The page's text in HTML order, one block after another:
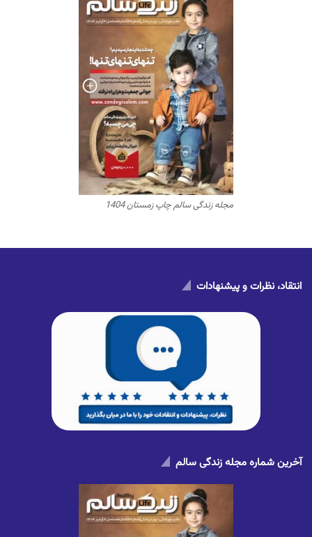
مجله زندگی سالم چاپ زمستان 1404
انتقاد، نظرات و پیشنهادات
آخرین شماره مجله زندگی سالم